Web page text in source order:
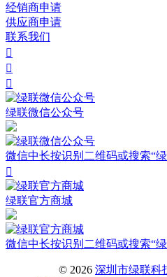
经销商申请
供应商申请
联系我们



绿联微信公众号
微信中长按识别二维码或搜索“

绿联官方商城
微信中长按识别二维码或搜索“
© 2026 深圳市绿联科